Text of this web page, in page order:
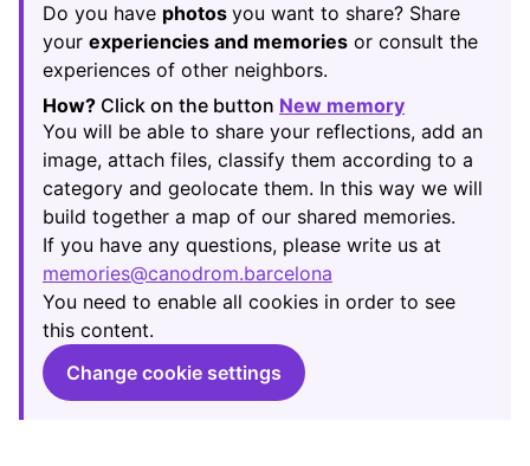
Do you have photos you want to share? Share
your experiencies and memories or consult the
experiences of other neighbors.
How? Click on the button New memory
(Opens in
You will be able to share your reflections, add an
image, attach files, classify them according to a
category and geolocate them. In this way we will
build together a map of our shared memories.
If you have any questions, please write us at
memories@canodrom.barcelona
(Opens in new tab)
You need to enable all cookies in order to see
this content.
Change cookie settings